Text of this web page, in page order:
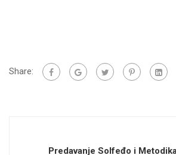
Share:
Predavanje Solfeđo i